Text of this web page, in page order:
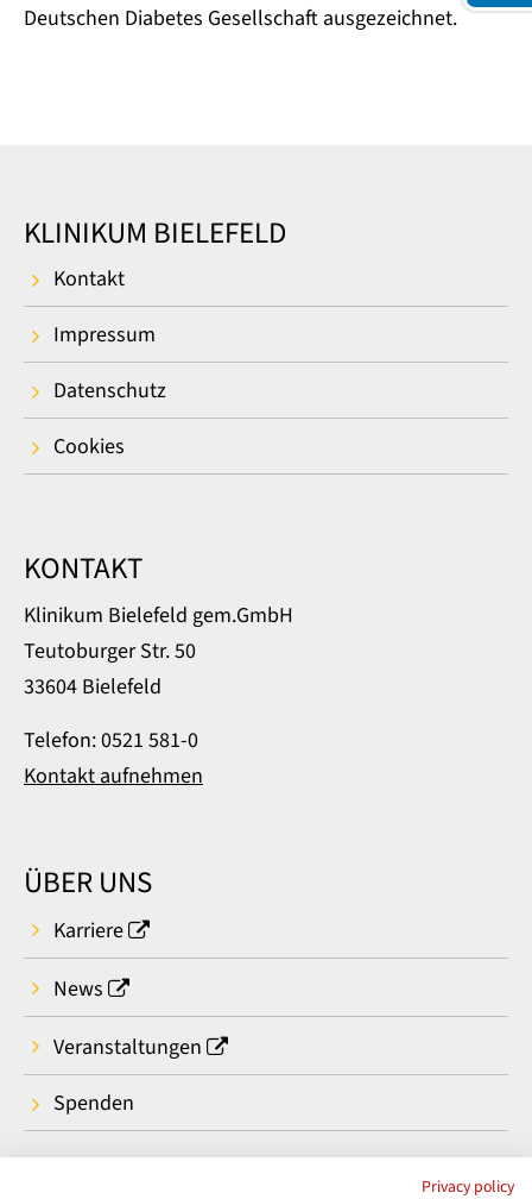
Deutschen Diabetes Gesellschaft ausgezeichnet.
KLINIKUM BIELEFELD
Kontakt
Impressum
Datenschutz
Cookies
KONTAKT
Klinikum Bielefeld gem.GmbH
Teutoburger Str. 50
33604 Bielefeld
Telefon: 0521 581-0
Kontakt aufnehmen
ÜBER UNS
Karriere
News
Veranstaltungen
Spenden
Privacy policy